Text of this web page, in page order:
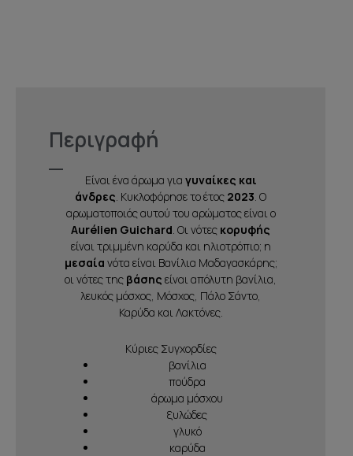
Περιγραφή
Είναι ένα άρωμα για γυναίκες και
άνδρες. Κυκλοφόρησε το έτος 2023. Ο
αρωματοποιός αυτού του αρώματος είναι ο
Aurélien Guichard. Οι νότες κορυφής
είναι τριμμένη καρύδα και ηλιοτρόπιο; η
μεσαία νότα είναι Βανίλια Μαδαγασκάρης;
οι νότες της βάσης είναι απόλυτη βανίλια,
λευκός μόσχος, Μόσχος, Πάλο Σάντο,
Καρύδα και Λακτόνες.
Κύριες Συγχορδίες
βανίλια
πούδρα
άρωμα μόσχου
ξυλώδες
γλυκό
καρύδα